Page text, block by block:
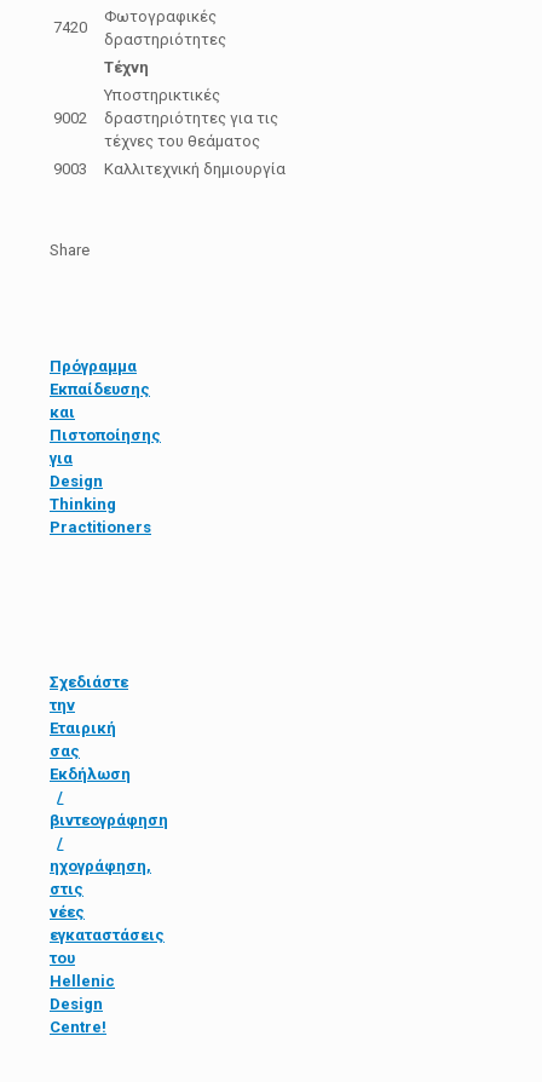
7420
Φωτογραφικές
δραστηριότητες
Τέχνη
9002
Υποστηρικτικές
δραστηριότητες για τις
τέχνες του θεάματος
9003
Καλλιτεχνική δημιουργία
Share
Πρόγραμμα
Εκπαίδευσης
και
Πιστοποίησης
για
Design
Thinking
Practitioners
Σχεδιάστε
την
Εταιρική
σας
Εκδήλωση
/
βιντεογράφηση
/
ηχογράφηση,
στις
νέες
εγκαταστάσεις
του
Hellenic
Design
Centre!